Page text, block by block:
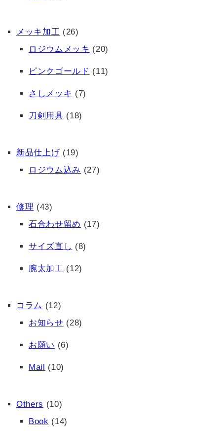
メッキ加工 (26)
ロジウムメッキ (20)
ピンクゴールド (11)
さしメッキ (7)
刀剣用具 (18)
新品仕上げ (19)
ロジウム込み (27)
修理 (43)
石合わせ留め (17)
サイズ直し (8)
腕太加工 (12)
コラム (12)
お知らせ (28)
お願い (6)
Mail (10)
Others (10)
Book (14)